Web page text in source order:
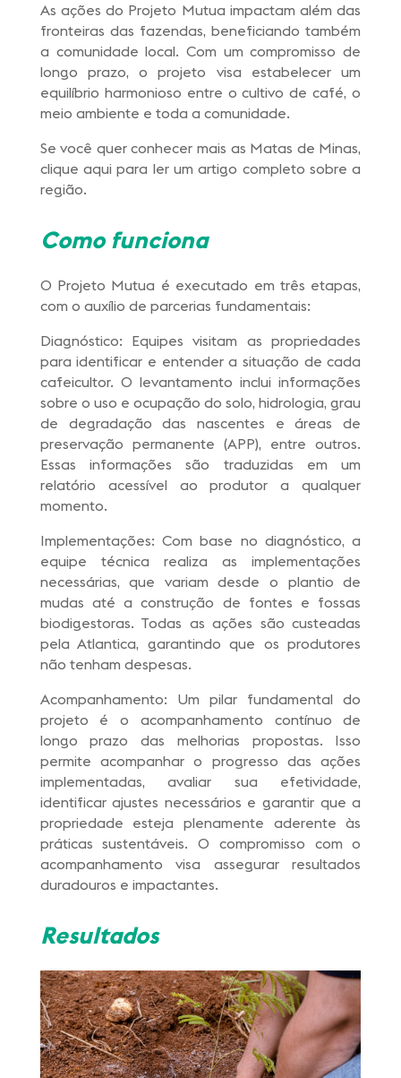
As ações do Projeto Mutua impactam além das
fronteiras das fazendas, beneficiando também
a comunidade local. Com um compromisso de
longo prazo, o projeto visa estabelecer um
equilíbrio harmonioso entre o cultivo de café, o
meio ambiente e toda a comunidade.
Se você quer conhecer mais as Matas de Minas,
clique aqui para ler um artigo completo sobre a
região.
Como funciona
O Projeto Mutua é executado em três etapas,
com o auxílio de parcerias fundamentais:
Diagnóstico: Equipes visitam as propriedades
para identificar e entender a situação de cada
cafeicultor. O levantamento inclui informações
sobre o uso e ocupação do solo, hidrologia, grau
de degradação das nascentes e áreas de
preservação permanente (APP), entre outros.
Essas informações são traduzidas em um
relatório acessível ao produtor a qualquer
momento.
Implementações: Com base no diagnóstico, a
equipe técnica realiza as implementações
necessárias, que variam desde o plantio de
mudas até a construção de fontes e fossas
biodigestoras. Todas as ações são custeadas
pela Atlantica, garantindo que os produtores
não tenham despesas.
Acompanhamento: Um pilar fundamental do
projeto é o acompanhamento contínuo de
longo prazo das melhorias propostas. Isso
permite acompanhar o progresso das ações
implementadas, avaliar sua efetividade,
identificar ajustes necessários e garantir que a
propriedade esteja plenamente aderente às
práticas sustentáveis. O compromisso com o
acompanhamento visa assegurar resultados
duradouros e impactantes.
Resultados